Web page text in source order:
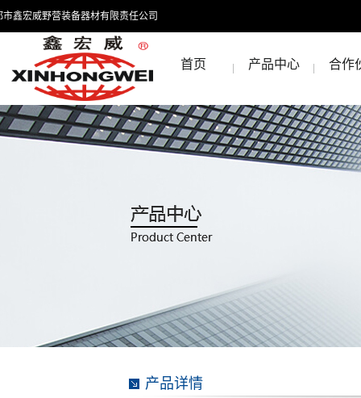
市鑫宏威野营装备器材有限责任公司
首页 产品中心 合作
产品详情